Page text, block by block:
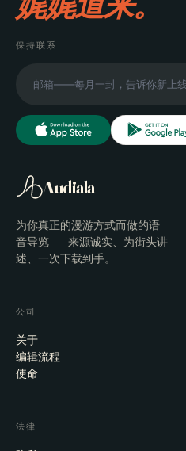
保持联系
Audiala
为你真正的漫游方式而做的语
音导览——来源诚实、为街头讲
述、一次下载到手。
公司
关于
编辑流程
使命
法律